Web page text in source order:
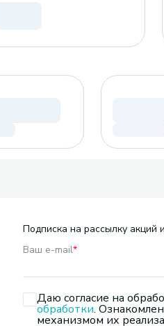
Подписка на рассылку акций
Ваш e-mail*
Даю согласие на
обработки.
механизмом их